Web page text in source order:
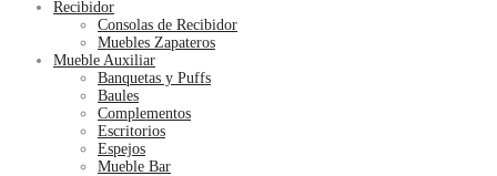
Recibidor
Consolas de Recibidor
Muebles Zapateros
Mueble Auxiliar
Banquetas y Puffs
Baules
Complementos
Escritorios
Espejos
Mueble Bar